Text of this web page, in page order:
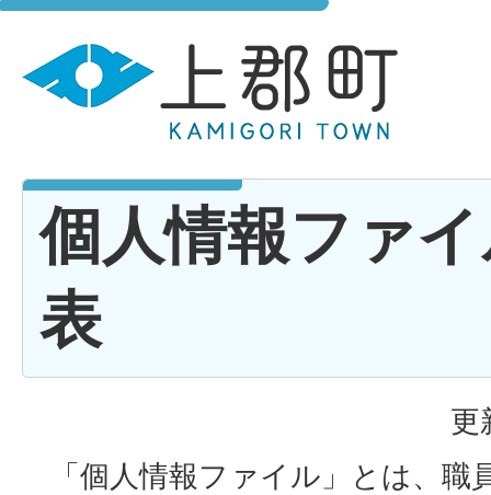
個人情報ファ
表
更
「個人情報ファイル」とは、職